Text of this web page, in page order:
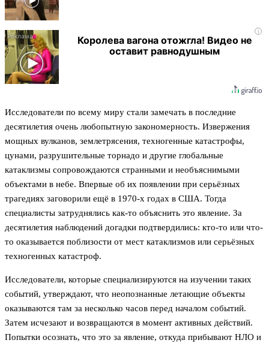
i
Королева вагона отожгла! Видео не
оставит равнодушным
Исследователи по всему миру стали замечать в последние
десятилетия очень любопытную закономерность. Извержения
мощных вулканов, землетрясения, техногенные катастрофы,
цунами, разрушительные торнадо и другие глобальные
катаклизмы сопровождаются странными и необъяснимыми
объектами в небе. Впервые об их появлении при серьёзных
трагедиях заговорили ещё в 1970-х годах в США. Тогда
специалисты затруднялись как-то объяснить это явление. За
десятилетия наблюдений догадки подтвердились: кто-то или что-
то оказывается поблизости от мест катаклизмов или серьёзных
техногенных катастроф.
Исследователи, которые специализируются на изучении таких
событий, утверждают, что неопознанные летающие объекты
оказываются там за несколько часов перед началом событий.
Затем исчезают и возвращаются в момент активных действий.
Попытки осознать, что это за явление, откуда прибывают НЛО и